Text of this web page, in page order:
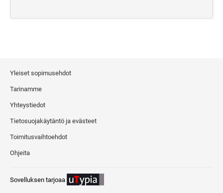
Yleiset sopimusehdot
Tarinamme
Yhteystiedot
Tietosuojakäytäntö ja evästeet
Toimitusvaihtoehdot
Ohjeita
Sovelluksen tarjoaa